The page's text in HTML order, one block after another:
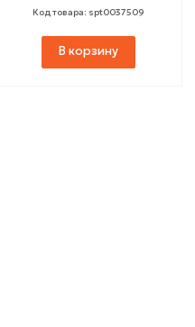
Код товара: spt0037509
В корзину